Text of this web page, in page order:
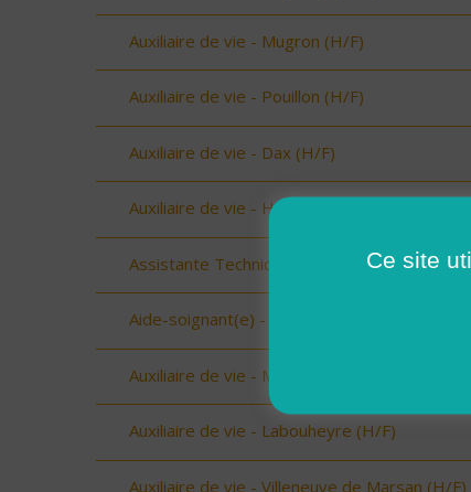
Auxiliaire de vie - Mugron (H/F)
Auxiliaire de vie - Pouillon (H/F)
Auxiliaire de vie - Dax (H/F)
Auxiliaire de vie - Hagetmau (H/F)
Assistante Technique - Beaufort (73034)
Aide-soignant(e) - Aime (73210) (H/F)
Auxiliaire de vie - Mimizan (H/F)
Auxiliaire de vie - Labouheyre (H/F)
Auxiliaire de vie - Villeneuve de Marsan (H/F)
Ce site